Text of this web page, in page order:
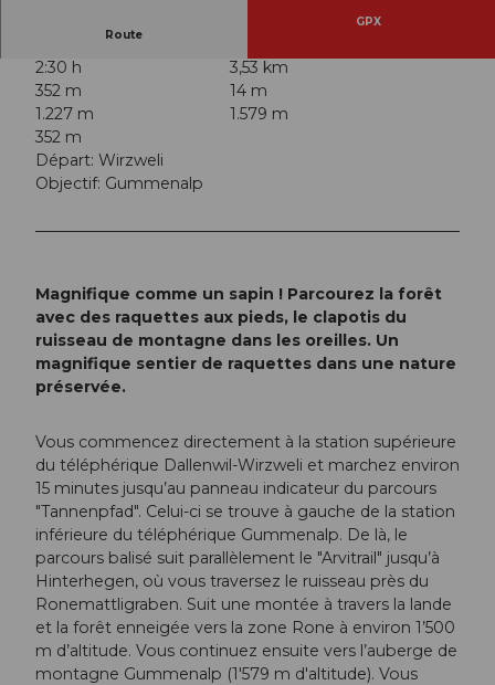
Route
GPX
2:30 h
3,53 km
352 m
14 m
1.227 m
1.579 m
352 m
Départ: Wirzweli
Objectif: Gummenalp
Magnifique comme un sapin ! Parcourez la forêt
avec des raquettes aux pieds, le clapotis du
ruisseau de montagne dans les oreilles. Un
magnifique sentier de raquettes dans une nature
préservée.
Vous commencez directement à la station supérieure
du téléphérique Dallenwil-Wirzweli et marchez environ
15 minutes jusqu’au panneau indicateur du parcours
"Tannenpfad". Celui-ci se trouve à gauche de la station
inférieure du téléphérique Gummenalp. De là, le
parcours balisé suit parallèlement le "Arvitrail" jusqu’à
Hinterhegen, où vous traversez le ruisseau près du
Ronemattligraben. Suit une montée à travers la lande
et la forêt enneigée vers la zone Rone à environ 1’500
m d’altitude. Vous continuez ensuite vers l’auberge de
montagne Gummenalp (1'579 m d'altitude). Vous